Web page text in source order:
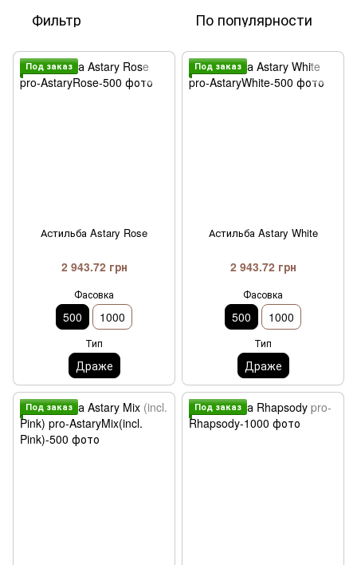
Фильтр По популярности
Под заказ
Астильба Astary Rose
2 943.72 грн
Фасовка
500 1000
Тип
Драже
Под заказ
Астильба Astary White
2 943.72 грн
Фасовка
500 1000
Тип
Драже
Под заказ Под заказ